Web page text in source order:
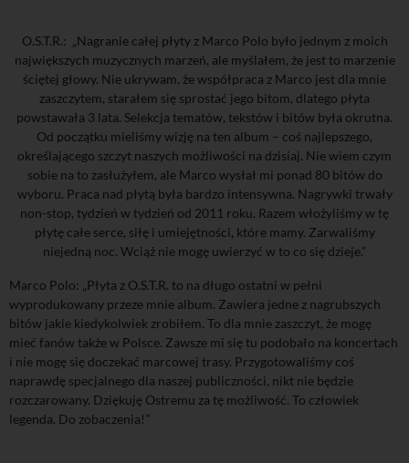
O.S.T.R.: „Nagranie całej płyty z Marco Polo było jednym z moich
największych muzycznych marzeń, ale myślałem, że jest to marzenie
ściętej głowy. Nie ukrywam, że współpraca z Marco jest dla mnie
zaszczytem, starałem się sprostać jego bitom, dlatego płyta
powstawała 3 lata. Selekcja tematów, tekstów i bitów była okrutna.
Od początku mieliśmy wizję na ten album – coś najlepszego,
określającego szczyt naszych możliwości na dzisiaj. Nie wiem czym
sobie na to zasłużyłem, ale Marco wysłał mi ponad 80 bitów do
wyboru. Praca nad płytą była bardzo intensywna. Nagrywki trwały
non-stop, tydzień w tydzień od 2011 roku. Razem włożyliśmy w tę
płytę całe serce, siłę i umiejętności, które mamy. Zarwaliśmy
niejedną noc. Wciąż nie mogę uwierzyć w to co się dzieje.”
Marco Polo: „Płyta z O.S.T.R. to na długo ostatni w pełni
wyprodukowany przeze mnie album. Zawiera jedne z nagrubszych
bitów jakie kiedykolwiek zrobiłem. To dla mnie zaszczyt, że mogę
mieć fanów także w Polsce. Zawsze mi się tu podobało na koncertach
i nie mogę się doczekać marcowej trasy. Przygotowaliśmy coś
naprawdę specjalnego dla naszej publiczności, nikt nie będzie
rozczarowany. Dziękuję Ostremu za tę możliwość. To człowiek
legenda. Do zobaczenia!”